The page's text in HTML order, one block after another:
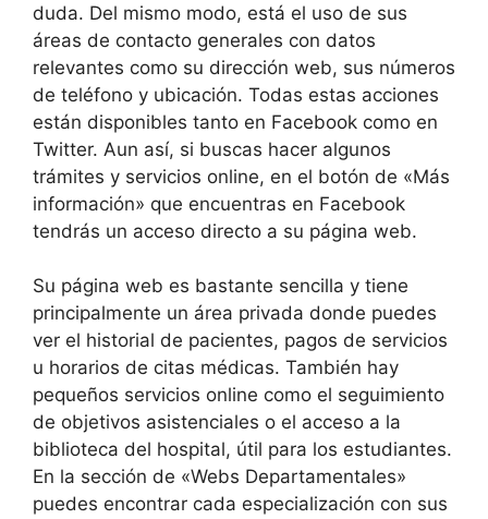
duda. Del mismo modo, está el uso de sus
áreas de contacto generales con datos
relevantes como su dirección web, sus números
de teléfono y ubicación. Todas estas acciones
están disponibles tanto en Facebook como en
Twitter. Aun así, si buscas hacer algunos
trámites y servicios online, en el botón de «Más
información» que encuentras en Facebook
tendrás un acceso directo a su página web.
Su página web es bastante sencilla y tiene
principalmente un área privada donde puedes
ver el historial de pacientes, pagos de servicios
u horarios de citas médicas. También hay
pequeños servicios online como el seguimiento
de objetivos asistenciales o el acceso a la
biblioteca del hospital, útil para los estudiantes.
En la sección de «Webs Departamentales»
puedes encontrar cada especialización con sus